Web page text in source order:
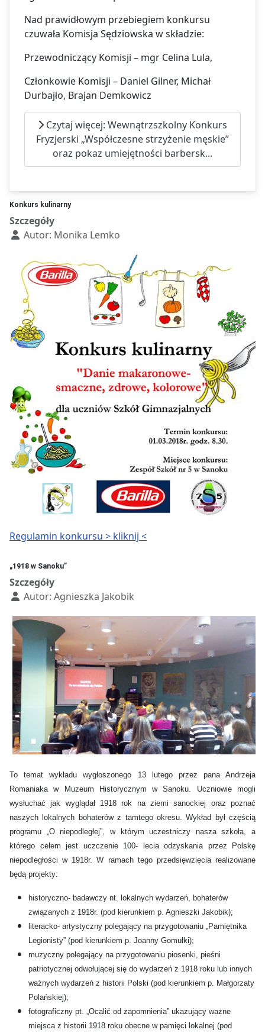
Nad prawidłowym przebiegiem konkursu
czuwała Komisja Sędziowska w składzie:
Przewodniczący Komisji – mgr Celina Lula,
Członkowie Komisji – Daniel Gilner, Michał
Durbajło, Brajan Demkowicz
Czytaj więcej: Wewnątrzszkolny Konkurs
Fryzjerski „Współczesne strzyżenie męskie”
oraz pokaz umiejętności barbersk...
Konkurs kulinarny
Szczegóły
Autor: Monika Lemko
Regulamin konkursu > kliknij <
„1918 w Sanoku”
Szczegóły
Autor: Agnieszka Jakobik
To temat wykładu wygłoszonego 13 lutego przez pana Andrzeja
Romaniaka w Muzeum Historycznym w Sanoku. Uczniowie mogli
wysłuchać jak wyglądał 1918 rok na ziemi sanockiej oraz poznać
naszych lokalnych bohaterów z tamtego okresu. Wykład był częścią
programu „O niepodległej”, w którym uczestniczy nasza szkoła, a
którego celem jest uczczenie 100- lecia odzyskania przez Polskę
niepodległości w 1918r. W ramach tego przedsięwzięcia realizowane
będą projekty:
historyczno- badawczy nt. lokalnych wydarzeń, bohaterów
związanych z 1918r. (pod kierunkiem p. Agnieszki Jakobik);
literacko- artystyczny polegający na przygotowaniu „Pamiętnika
Legionisty” (pod kierunkiem p. Joanny Gomułki);
muzyczny polegający na przygotowaniu piosenki, pieśni
patriotycznej odwołującej się do wydarzeń z 1918 roku lub innych
ważnych wydarzeń z historii Polski (pod kierunkiem p. Małgorzaty
Polańskiej);
fotograficzny pt. „Ocalić od zapomnienia” ukazujący ważne
miejsca z historii 1918 roku obecne w pamięci lokalnej (pod